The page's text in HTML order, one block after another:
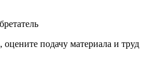
подачу материала и труд